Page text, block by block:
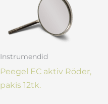
Instrumendid
Peegel EC aktiv Röder,
pakis 12tk.